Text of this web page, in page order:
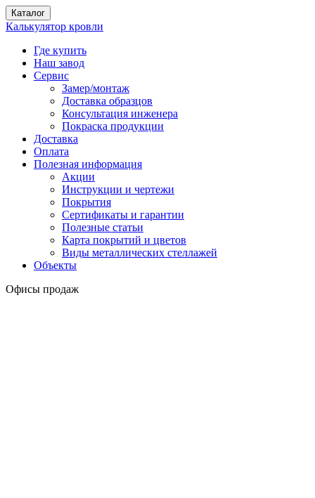
Каталог
Калькулятор кровли
Где купить
Наш завод
Сервис
Замер/монтаж
Доставка образцов
Консультация инженера
Покраска продукции
Доставка
Оплата
Полезная информация
Акции
Инструкции и чертежи
Покрытия
Сертификаты и гарантии
Полезные статьи
Карта покрытий и цветов
Виды металлических стеллажей
Объекты
Офисы продаж